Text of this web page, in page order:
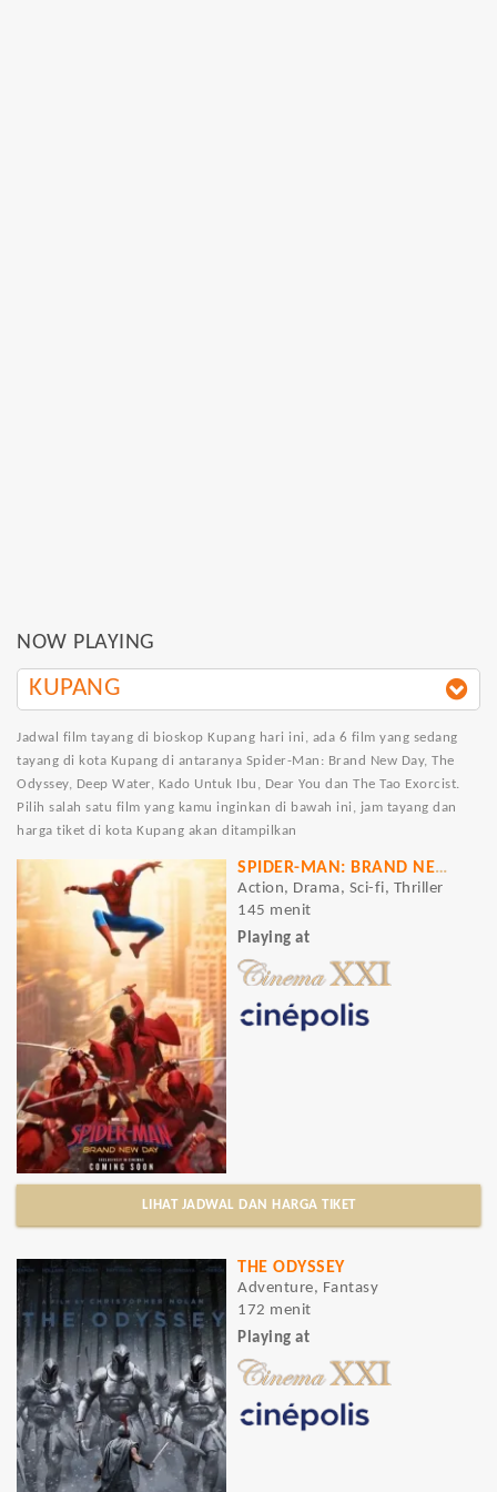
NOW PLAYING
KUPANG
Jadwal film tayang di bioskop Kupang hari ini, ada 6 film yang sedang
tayang di kota Kupang di antaranya Spider-Man: Brand New Day, The
Odyssey, Deep Water, Kado Untuk Ibu, Dear You dan The Tao Exorcist.
Pilih salah satu film yang kamu inginkan di bawah ini, jam tayang dan
harga tiket di kota Kupang akan ditampilkan
SPIDER-MAN: BRAND NEW DAY
Action, Drama, Sci-fi, Thriller
145 menit
Playing at
LIHAT JADWAL DAN HARGA TIKET
THE ODYSSEY
Adventure, Fantasy
172 menit
Playing at